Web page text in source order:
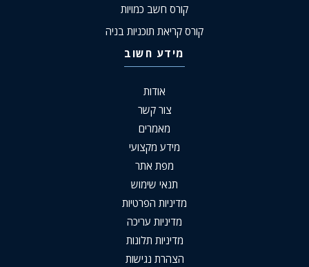
קורס חשב כמויות
קורס קריאת תוכניות בניה
מידע חשוב
אודות
צור קשר
מאמרים
מידע מקצועי
מפת אתר
תנאי שימוש
מדיניות הפרטיות
מדיניות עריכה
מדיניות תלונות
הצהרת נגישות